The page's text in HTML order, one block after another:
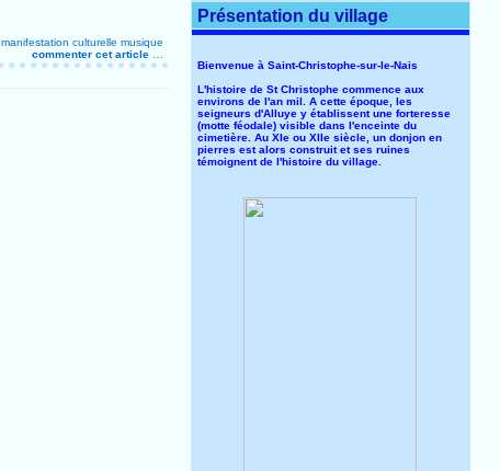
manifestation culturelle musique
commenter cet article
Présentation du village
Bienvenue à Saint-Christophe-sur-le-Nais
L'histoire de St Christophe commence aux
environs de l'an mil. A cette époque, les
seigneurs d'Alluye y établissent une forteresse
(motte féodale) visible dans l'enceinte du
cimetière. Au XIe ou XIIe siècle, un donjon en
pierres est alors construit et ses ruines
témoignent de l'histoire du village.